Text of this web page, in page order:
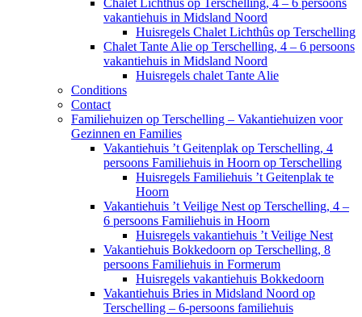
vakantiehuis in Midsland Noord
Huisregels Chalet Lichthûs op Terschelling
Chalet Tante Alie op Terschelling, 4 – 6 persoons
vakantiehuis in Midsland Noord
Huisregels chalet Tante Alie
Conditions
Contact
Familiehuizen op Terschelling – Vakantiehuizen voor
Gezinnen en Families
Vakantiehuis ’t Geitenplak op Terschelling, 4
persoons Familiehuis in Hoorn op Terschelling
Huisregels Familiehuis ’t Geitenplak te
Hoorn
Vakantiehuis ’t Veilige Nest op Terschelling, 4 –
6 persoons Familiehuis in Hoorn
Huisregels vakantiehuis ’t Veilige Nest
Vakantiehuis Bokkedoorn op Terschelling, 8
persoons Familiehuis in Formerum
Huisregels vakantiehuis Bokkedoorn
Vakantiehuis Bries in Midsland Noord op
Terschelling – 6-persoons familiehuis